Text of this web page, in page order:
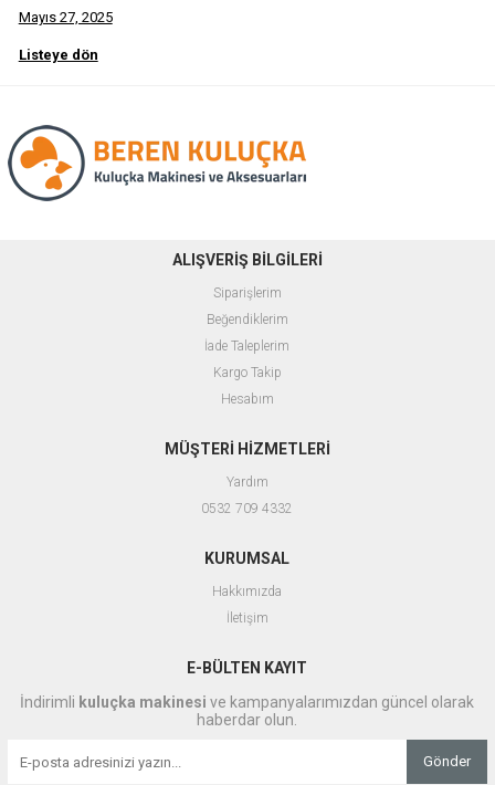
Mayıs 27, 2025
Listeye dön
ALIŞVERİŞ BİLGİLERİ
Siparişlerim
Beğendiklerim
İade Taleplerim
Kargo Takip
Hesabım
MÜŞTERİ HİZMETLERİ
Yardım
0532 709 4332
KURUMSAL
Hakkımızda
İletişim
E-BÜLTEN KAYIT
İndirimli kuluçka makinesi ve kampanyalarımızdan güncel olarak
haberdar olun.
Gönder